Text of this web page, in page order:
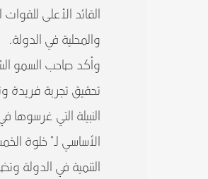
القائد الأعلى
والمحلية في الدولة.
وأكد صاحب السمو
تحقيق تجربة فريدة
النبيلة التي
الأساسي لـ" خلوة
التنمية في الدولة